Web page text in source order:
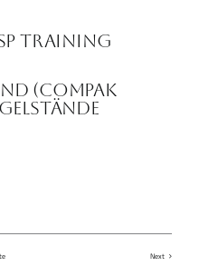
Training
(Compak
Next